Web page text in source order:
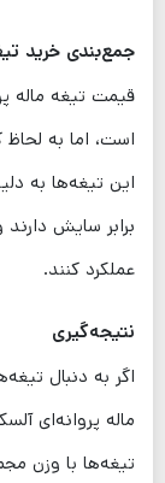
جمع‌بندی خرید
قیمت تیغه ماله
است، اما به
این تیغه‌ها به
برابر سایش
عملکرد کنند.
نتیجه‌گیری
اگر به دنبال
ماله پروانه‌ای